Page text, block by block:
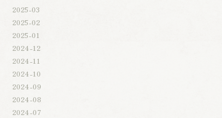
2025-03
2025-02
2025-01
2024-12
2024-11
2024-10
2024-09
2024-08
2024-07